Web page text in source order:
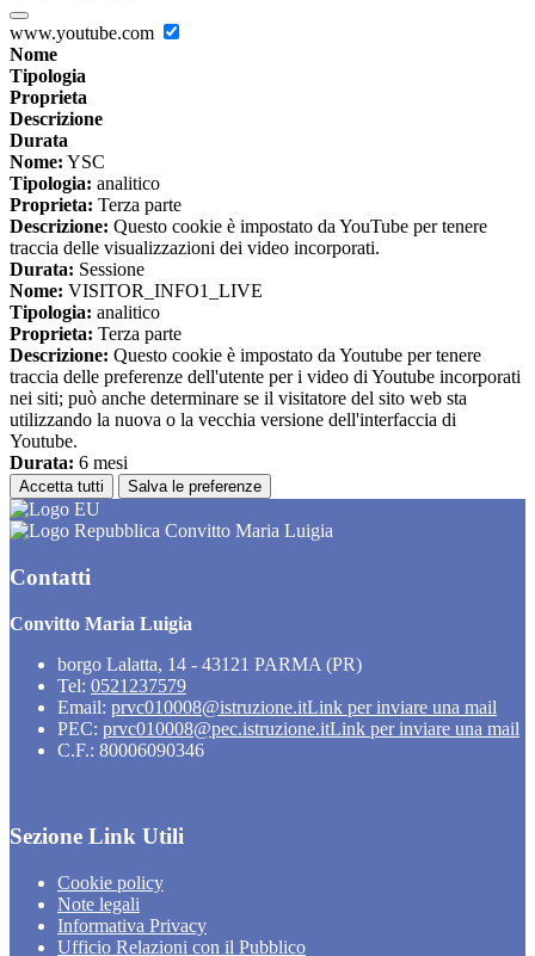
www.youtube.com
Nome
Tipologia
Proprieta
Descrizione
Durata
Nome: YSC
Tipologia: analitico
Proprieta: Terza parte
Descrizione: Questo cookie è impostato da YouTube per tenere
traccia delle visualizzazioni dei video incorporati.
Durata: Sessione
Nome: VISITOR_INFO1_LIVE
Tipologia: analitico
Proprieta: Terza parte
Descrizione: Questo cookie è impostato da Youtube per tenere
traccia delle preferenze dell'utente per i video di Youtube incorporati
nei siti; può anche determinare se il visitatore del sito web sta
utilizzando la nuova o la vecchia versione dell'interfaccia di
Youtube.
Durata: 6 mesi
Accetta tutti Salva le preferenze
Convitto Maria Luigia
Contatti
Convitto Maria Luigia
borgo Lalatta, 14 - 43121 PARMA (PR)
Tel: 0521237579
Email: prvc010008@istruzione.itLink per inviare una mail
PEC: prvc010008@pec.istruzione.itLink per inviare una mail
C.F.: 80006090346
Sezione Link Utili
Cookie policy
Note legali
Informativa Privacy
Ufficio Relazioni con il Pubblico